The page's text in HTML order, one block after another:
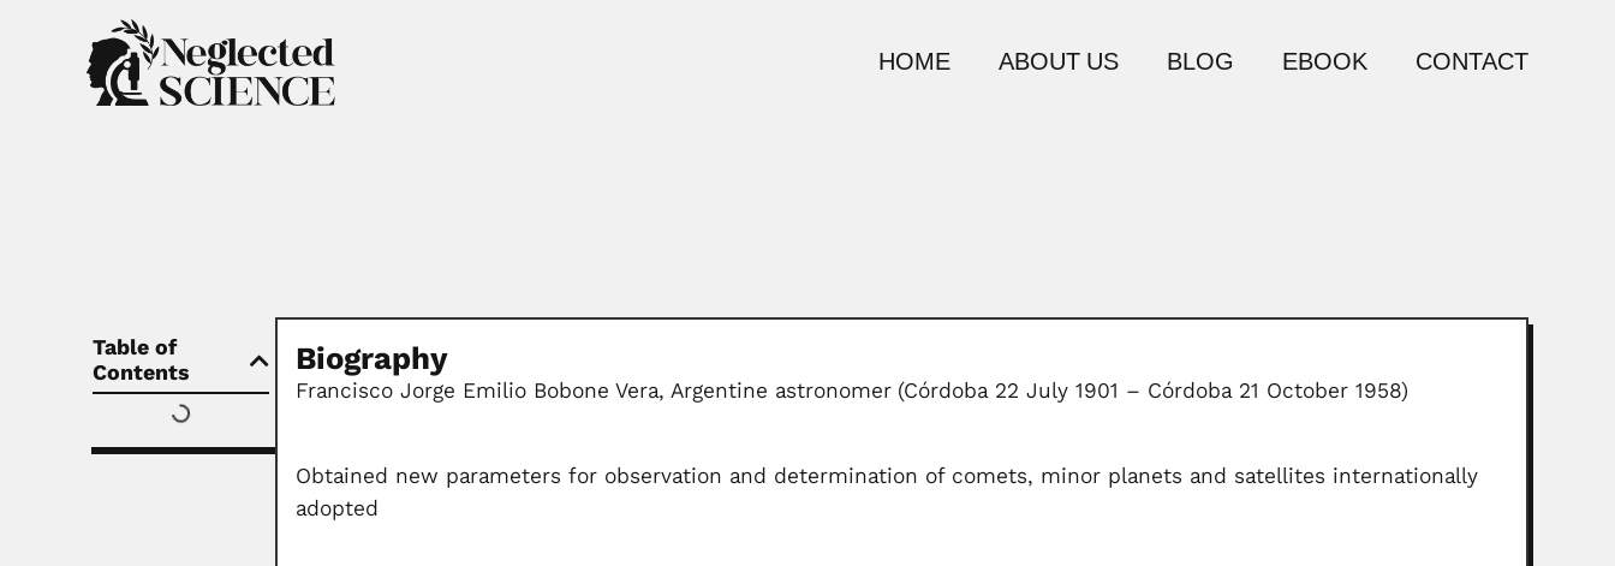
HOME ABOUT US BLOG EBOOK CONTACT
Table of
Contents
Biography
Francisco Jorge Emilio Bobone Vera, Argentine astronomer (Córdoba 22 July 1901 – Córdoba 21 October 1958)
Obtained new parameters for observation and determination of comets, minor planets and satellites internationally
adopted